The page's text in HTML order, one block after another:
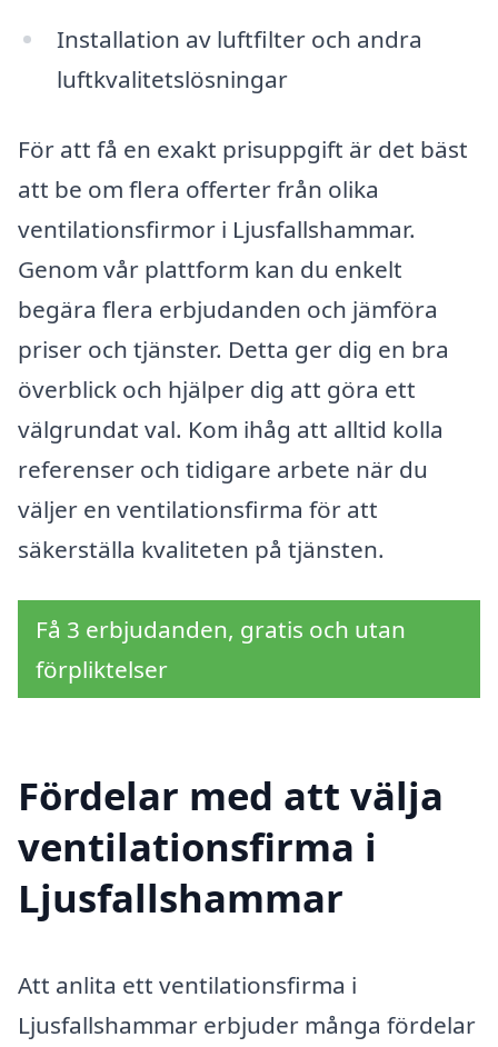
Installation av luftfilter och andra
luftkvalitetslösningar
För att få en exakt prisuppgift är det bäst
att be om flera offerter från olika
ventilationsfirmor i Ljusfallshammar.
Genom vår plattform kan du enkelt
begära flera erbjudanden och jämföra
priser och tjänster. Detta ger dig en bra
överblick och hjälper dig att göra ett
välgrundat val. Kom ihåg att alltid kolla
referenser och tidigare arbete när du
väljer en ventilationsfirma för att
säkerställa kvaliteten på tjänsten.
Få 3 erbjudanden, gratis och utan
förpliktelser
Fördelar med att välja
ventilationsfirma i
Ljusfallshammar
Att anlita ett ventilationsfirma i
Ljusfallshammar erbjuder många fördelar